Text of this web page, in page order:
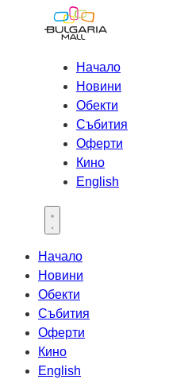
Начало
Новини
Обекти
Събития
Оферти
Кино
English
Open main menu
Начало
Новини
Обекти
Събития
Оферти
Кино
English